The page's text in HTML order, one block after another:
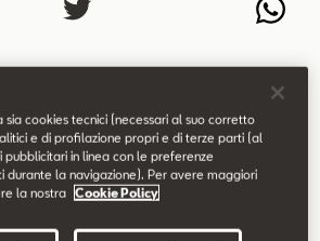
di Leon porta carattere, eleganza e
del marchio attraverso una forte
sia cookies tecnici (necessari al suo corretto
e di profilazione propri e di terze parti (al
pubblicitari in linea con le preferenze
durante la navigazione). Per avere maggiori
la nostra
Cookie Policy